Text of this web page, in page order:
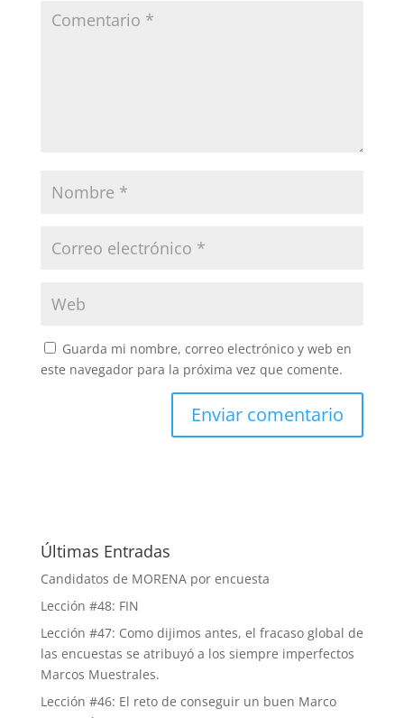
Guarda mi nombre, correo electrónico y web en
este navegador para la próxima vez que comente.
Últimas Entradas
Candidatos de MORENA por encuesta
Lección #48: FIN
Lección #47: Como dijimos antes, el fracaso global de
las encuestas se atribuyó a los siempre imperfectos
Marcos Muestrales.
Lección #46: El reto de conseguir un buen Marco